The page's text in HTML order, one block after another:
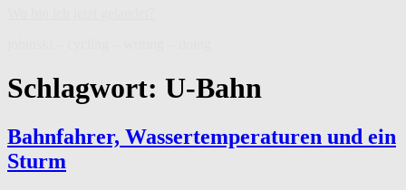
Schlagwort: U-Bahn
Bahnfahrer, Wassertemperaturen und ein
Sturm